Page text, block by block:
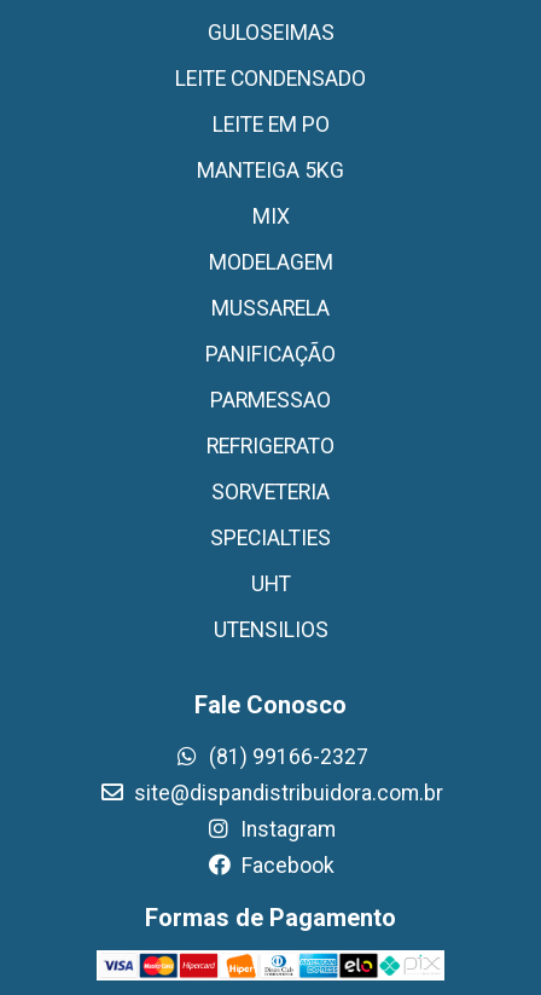
GULOSEIMAS
LEITE CONDENSADO
LEITE EM PO
MANTEIGA 5KG
MIX
MODELAGEM
MUSSARELA
PANIFICAÇÃO
PARMESSAO
REFRIGERATO
SORVETERIA
SPECIALTIES
UHT
UTENSILIOS
Fale Conosco
(81) 99166-2327
site@dispandistribuidora.com.br
Instagram
Facebook
Formas de Pagamento